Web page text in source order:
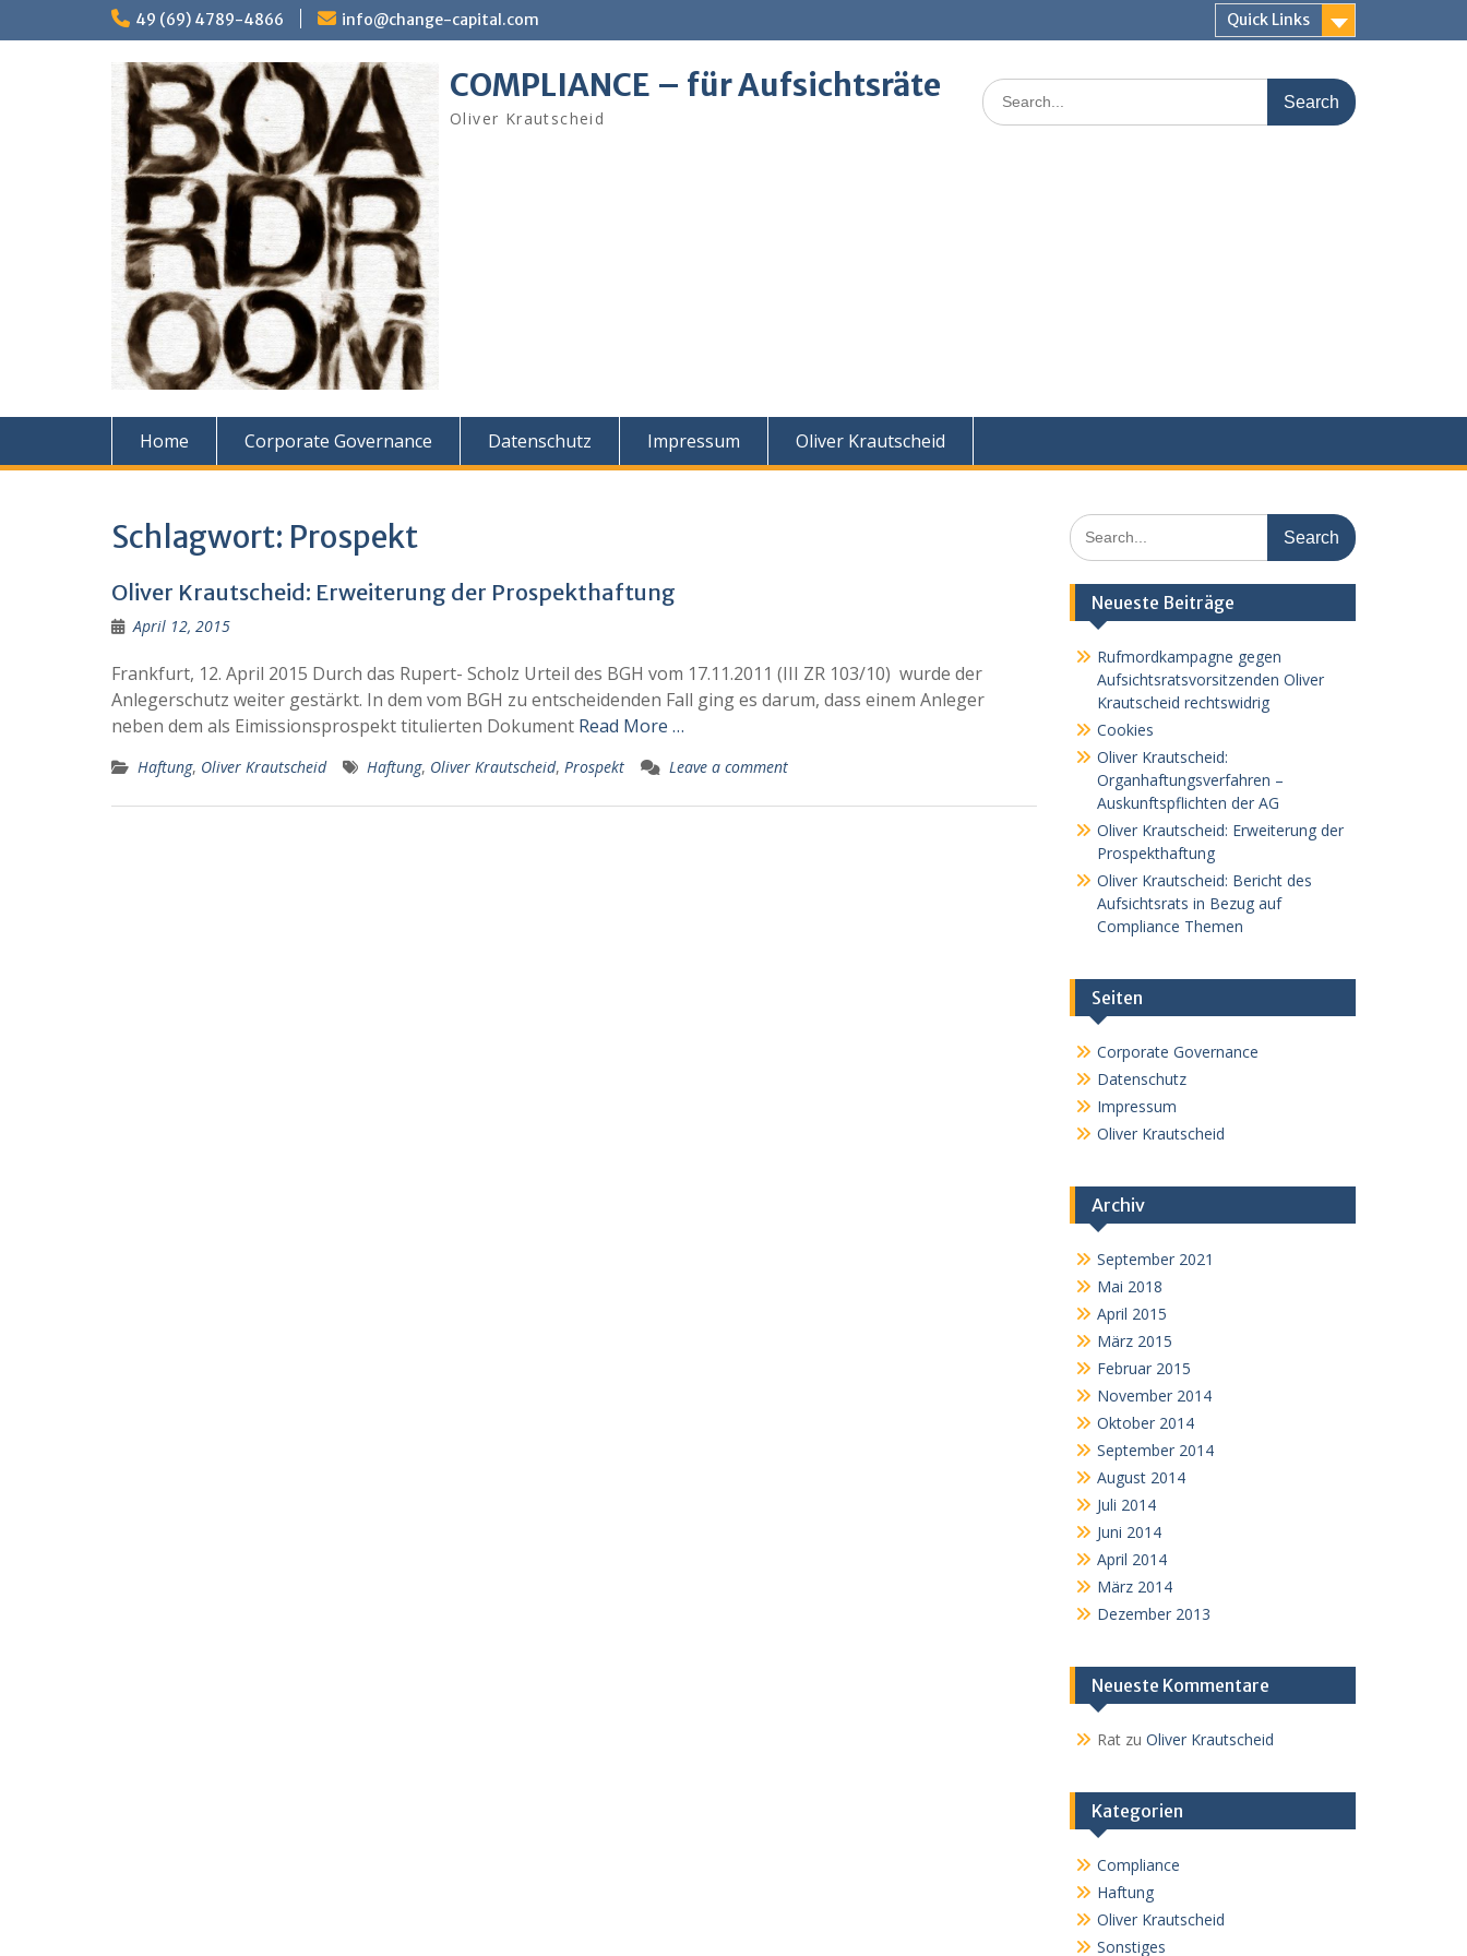
49 (69) 4789-4866 info@change-capital.com Quick Links
COMPLIANCE – für Aufsichtsräte
Oliver Krautscheid
Search
for:
Home Corporate Governance Datenschutz Impressum Oliver Krautscheid
Schlagwort: Prospekt
Oliver Krautscheid: Erweiterung der Prospekthaftung
April 12, 2015
Frankfurt, 12. April 2015 Durch das Rupert- Scholz Urteil des BGH vom 17.11.2011 (III ZR 103/10) wurde der
Anlegerschutz weiter gestärkt. In dem vom BGH zu entscheidenden Fall ging es darum, dass einem Anleger
neben dem als Eimissionsprospekt titulierten Dokument Read More …
Haftung, Oliver Krautscheid Haftung, Oliver Krautscheid, Prospekt Leave a comment
Search
for:
Neueste Beiträge
Rufmordkampagne gegen
Aufsichtsratsvorsitzenden Oliver
Krautscheid rechtswidrig
Cookies
Oliver Krautscheid:
Organhaftungsverfahren –
Auskunftspflichten der AG
Oliver Krautscheid: Erweiterung der
Prospekthaftung
Oliver Krautscheid: Bericht des
Aufsichtsrats in Bezug auf
Compliance Themen
Seiten
Corporate Governance
Datenschutz
Impressum
Oliver Krautscheid
Archiv
September 2021
Mai 2018
April 2015
März 2015
Februar 2015
November 2014
Oktober 2014
September 2014
August 2014
Juli 2014
Juni 2014
April 2014
März 2014
Dezember 2013
Neueste Kommentare
Ratzu Oliver Krautscheid
Kategorien
Compliance
Haftung
Oliver Krautscheid
Sonstiges